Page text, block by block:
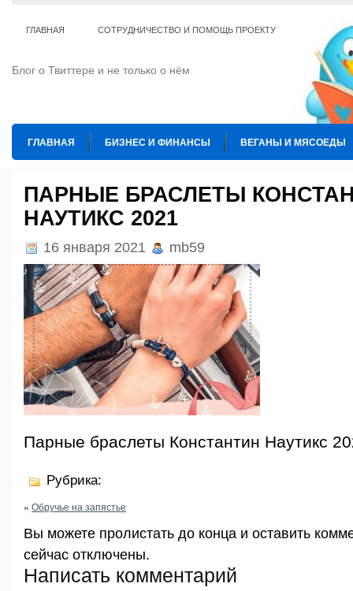
ГЛАВНАЯ СОТРУДНИЧЕСТВО И ПОМОЩЬ ПРОЕКТУ
Блог о Твиттере и не только о нём
ГЛАВНАЯ БИЗНЕС И ФИНАНСЫ ВЕГАНЫ И МЯСОЕДЫ
ТЕ КОГО ПРИРУЧИЛИ ШАХМАТЫ
ПАРНЫЕ БРАСЛЕТЫ
НАУТИКС 2021
16 января 2021 mb59
Парные браслеты Константин Наутикс
Рубрика:
« Обручье на запястье
Вы можете пролистать до конца и оставить
сейчас отключены.
Написать комментарий